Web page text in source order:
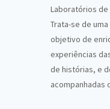
Laboratórios de
Trata-se de
objetivo de
experiências
de histórias, e
acompanhadas